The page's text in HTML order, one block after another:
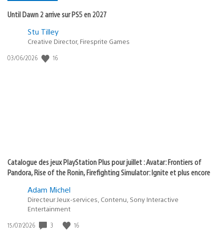
Until Dawn 2 arrive sur PS5 en 2027
Postée
:
Stu Tilley
Creative Director, Firesprite Games
Date
03/06/2026 16
Catalogue des jeux PlayStation Plus pour juillet : Avatar: Frontiers of
Pandora, Rise of the Ronin, Firefighting Simulator: Ignite et plus encore
Adam Michel
Directeur Jeux-services, Contenu, Sony Interactive
Entertainment
Date
15/07/2026 3 16